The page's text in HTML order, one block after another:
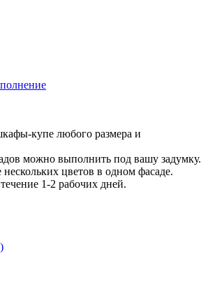
купе любого размера и
можно выполнить под вашу задумку.
цветов в одном фасаде.
1-2 рабочих дней.